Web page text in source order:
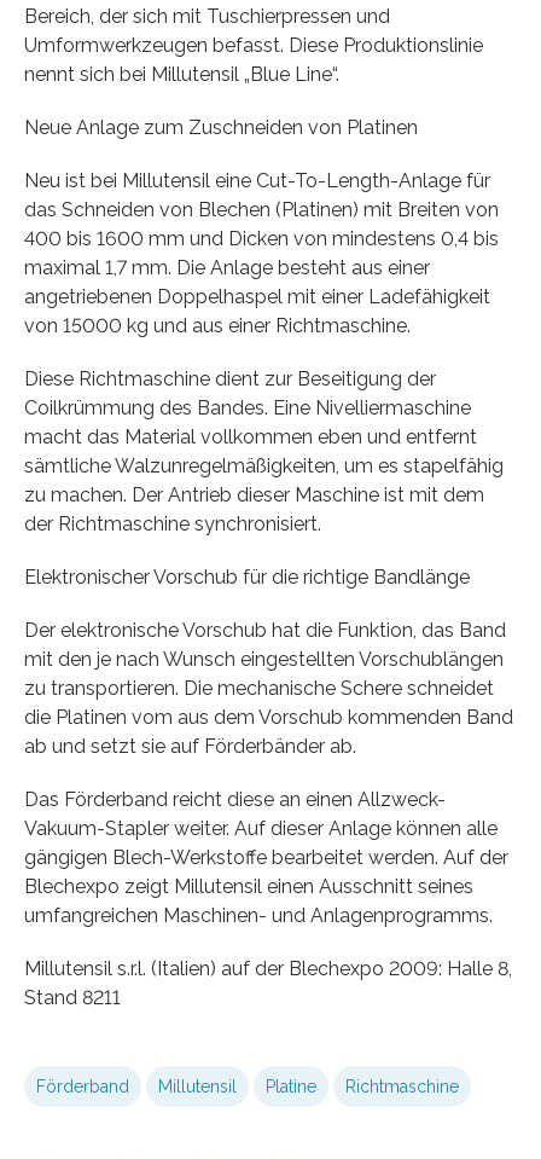
Bereich, der sich mit Tuschierpressen und
Umformwerkzeugen befasst. Diese Produktionslinie
nennt sich bei Millutensil „Blue Line“.
Neue Anlage zum Zuschneiden von Platinen
Neu ist bei Millutensil eine Cut-To-Length-Anlage für
das Schneiden von Blechen (Platinen) mit Breiten von
400 bis 1600 mm und Dicken von mindestens 0,4 bis
maximal 1,7 mm. Die Anlage besteht aus einer
angetriebenen Doppelhaspel mit einer Ladefähigkeit
von 15000 kg und aus einer Richtmaschine.
Diese Richtmaschine dient zur Beseitigung der
Coilkrümmung des Bandes. Eine Nivelliermaschine
macht das Material vollkommen eben und entfernt
sämtliche Walzunregelmäßigkeiten, um es stapelfähig
zu machen. Der Antrieb dieser Maschine ist mit dem
der Richtmaschine synchronisiert.
Elektronischer Vorschub für die richtige Bandlänge
Der elektronische Vorschub hat die Funktion, das Band
mit den je nach Wunsch eingestellten Vorschublängen
zu transportieren. Die mechanische Schere schneidet
die Platinen vom aus dem Vorschub kommenden Band
ab und setzt sie auf Förderbänder ab.
Das Förderband reicht diese an einen Allzweck-
Vakuum-Stapler weiter. Auf dieser Anlage können alle
gängigen Blech-Werkstoffe bearbeitet werden. Auf der
Blechexpo zeigt Millutensil einen Ausschnitt seines
umfangreichen Maschinen- und Anlagenprogramms.
Millutensil s.r.l. (Italien) auf der Blechexpo 2009: Halle 8,
Stand 8211
Förderband Millutensil Platine Richtmaschine